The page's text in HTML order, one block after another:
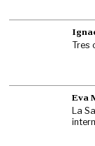
Tres
Eva
La